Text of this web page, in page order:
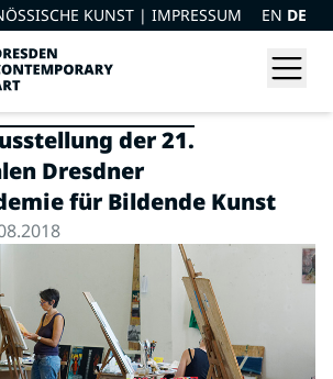
KUNST | IMPRESSUM EN DE
der 21.
Dresdner
für Bildende Kunst